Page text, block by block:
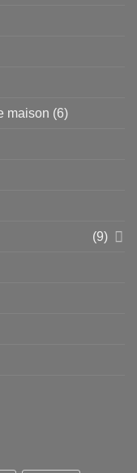
maison (6)
(9)